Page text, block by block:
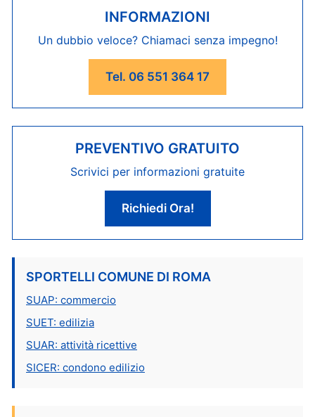
INFORMAZIONI
Un dubbio veloce? Chiamaci senza impegno!
Tel. 06 551 364 17
PREVENTIVO GRATUITO
Scrivici per informazioni gratuite
Richiedi Ora!
SPORTELLI COMUNE DI ROMA
SUAP: commercio
SUET: edilizia
SUAR: attività ricettive
SICER: condono edilizio